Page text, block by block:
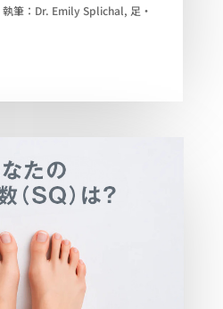
執筆：Dr. Emily Splichal, 足・